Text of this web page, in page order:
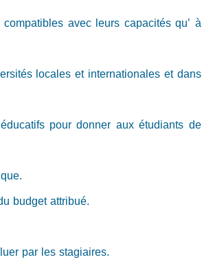
avec leurs capacités qu’ à
locales et internationales et dans
pour donner aux étudiants de
budget attribué.
par les stagiaires.